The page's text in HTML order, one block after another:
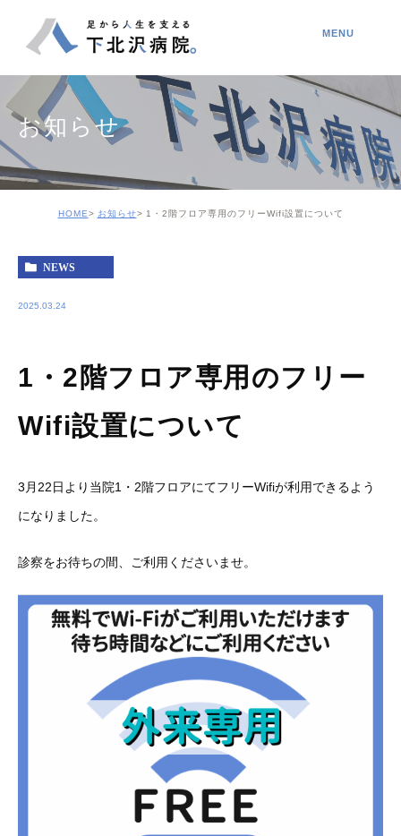
お知らせ
HOME お知らせ 1・2階フロア専用のフリーWifi設置について
NEWS
2025.03.24
1・2階フロア専用のフリー
Wifi設置について
3月22日より当院1・2階フロアにてフリーWifiが利用できるよう
になりました。
診察をお待ちの間、ご利用くださいませ。